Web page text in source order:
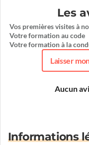
Les
Vos premières visites à
Votre formation au code
Votre formation à la
Laisser
Aucun
Informations